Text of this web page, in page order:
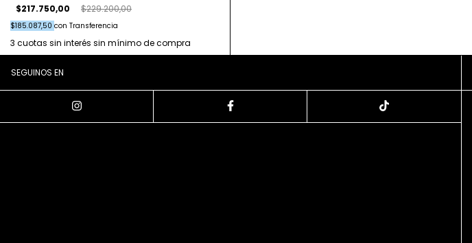
$217.750,00 $229.200,00
$185.087,50 con Transferencia
SEGUINOS EN